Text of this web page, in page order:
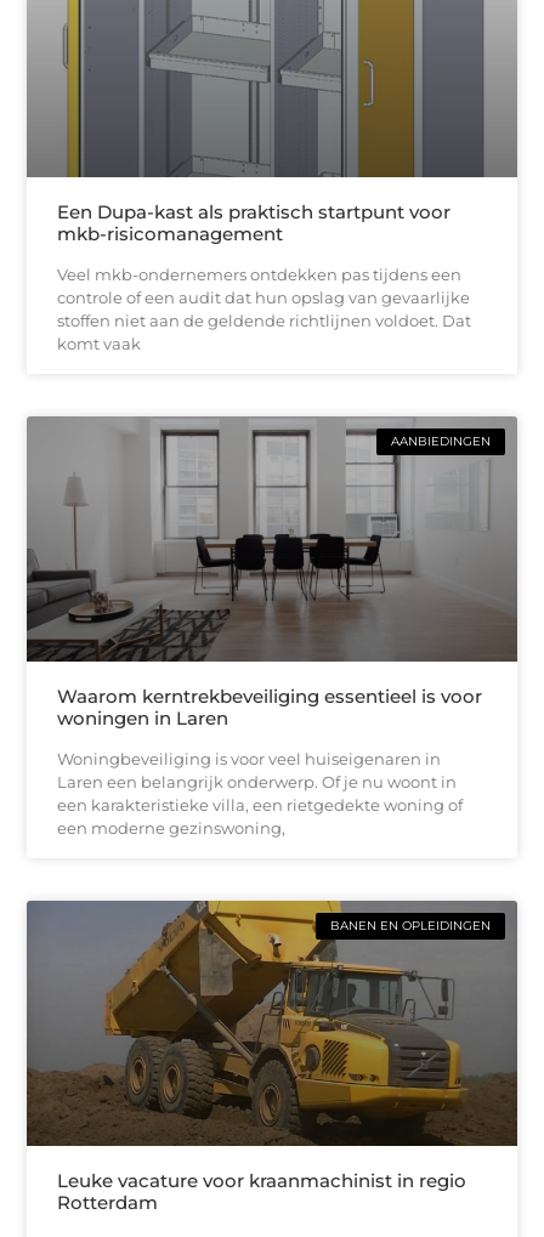
Een Dupa-kast als praktisch startpunt voor
mkb-risicomanagement
Veel mkb-ondernemers ontdekken pas tijdens een
controle of een audit dat hun opslag van gevaarlijke
stoffen niet aan de geldende richtlijnen voldoet. Dat
komt vaak
AANBIEDINGEN
Waarom kerntrekbeveiliging essentieel is voor
woningen in Laren
Woningbeveiliging is voor veel huiseigenaren in
Laren een belangrijk onderwerp. Of je nu woont in
een karakteristieke villa, een rietgedekte woning of
een moderne gezinswoning,
BANEN EN OPLEIDINGEN
Leuke vacature voor kraanmachinist in regio
Rotterdam